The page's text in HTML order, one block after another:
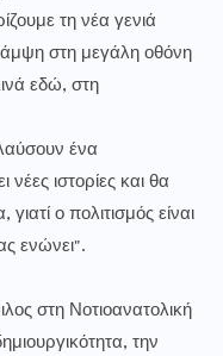
τη νέα γενιά
στη μεγάλη οθόνη
εδώ, στη
ένα
νέες ιστορίες και θα
ο πολιτισμός είναι
ενώνει".
στη Νοτιοανατολική
την